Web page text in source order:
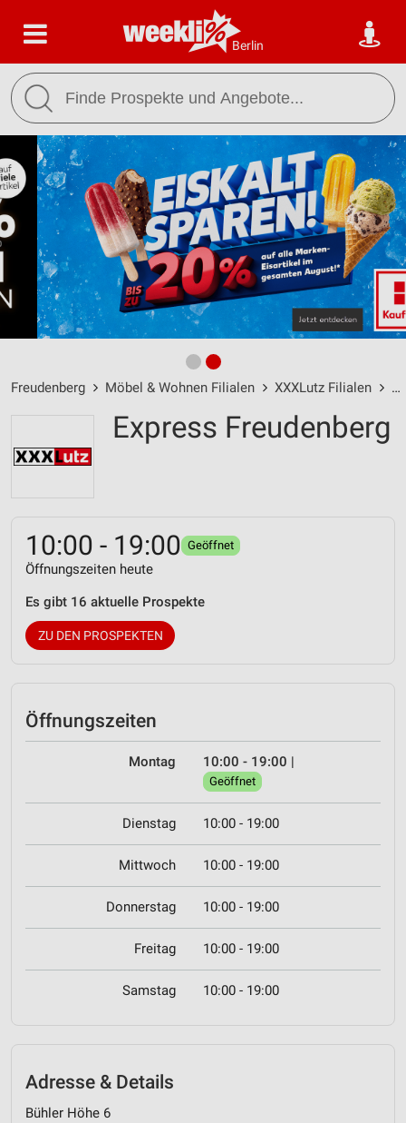
Berlin
Freudenberg Möbel & Wohnen Filialen XXXLutz Filialen
Express Freudenberg
10:00 - 19:00 Geöffnet
Öffnungszeiten heute
Es gibt 16 aktuelle Prospekte
ZU DEN PROSPEKTEN
Öffnungszeiten
Montag 10:00 - 19:00 |
Geöffnet
Dienstag 10:00 - 19:00
Mittwoch 10:00 - 19:00
Donnerstag 10:00 - 19:00
Freitag 10:00 - 19:00
Samstag 10:00 - 19:00
Adresse & Details
Bühler Höhe 6